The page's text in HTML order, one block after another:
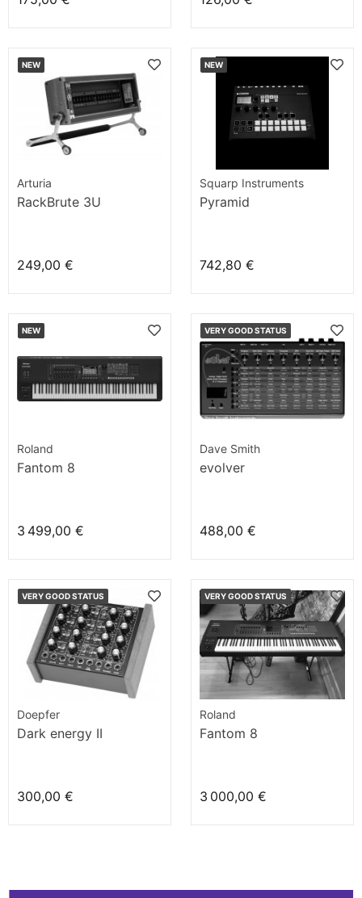
NEW
Arturia
RackBrute 3U
249,00 €
NEW
Squarp Instruments
Pyramid
742,80 €
NEW
Roland
Fantom 8
3 499,00 €
VERY GOOD STATUS
Dave Smith
evolver
488,00 €
VERY GOOD STATUS
Doepfer
Dark energy II
300,00 €
VERY GOOD STATUS
Roland
Fantom 8
3 000,00 €